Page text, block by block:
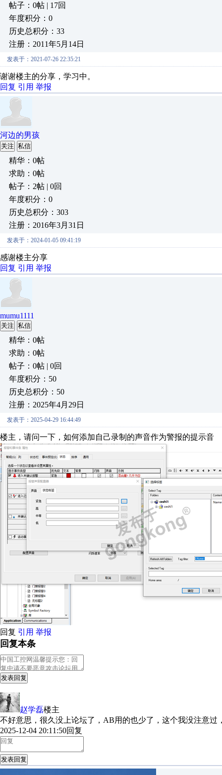
帖子：0帖 | 17回
年度积分：0
历史总积分：33
注册：2011年5月14日
发表于：2021-07-26 22:35:21
谢谢楼主的分享，学习中。
回复 引用 举报
河边的男孩
关注 私信
精华：0帖
求助：0帖
帖子：2帖 | 0回
年度积分：0
历史总积分：303
注册：2016年3月31日
发表于：2024-01-05 09:41:19
感谢楼主分享
回复 引用 举报
mumu1111
关注 私信
精华：0帖
求助：0帖
帖子：0帖 | 0回
年度积分：50
历史总积分：50
注册：2025年4月29日
发表于：2025-04-29 16:44:49
楼主，请问一下，如何添加自己录制的声音作为警报的提示音
回复 引用 举报
回复本条
发表回复
赵学磊楼主
不好意思，很久没上论坛了，AB用的也少了，这个我没注意过
2025-12-04 20:11:50回复
发表回复